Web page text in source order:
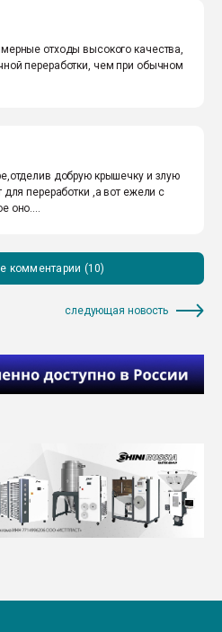
отходы высокого качества,
переработки, чем при обычном
добрую крышечку и злую
для переработки ,а вот ежели с
оно....
комментарии (10)
следующая новость